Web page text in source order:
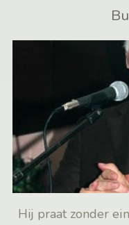
Hij praat zonder